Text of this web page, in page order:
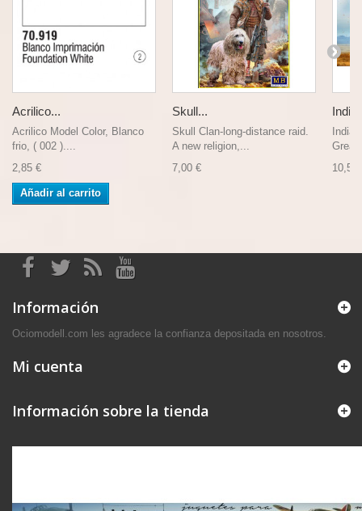
Acrilico...
Acrilico Model Color, Blanco
frio, ( 002 )....
2,85 €
Añadir al carrito
Skull...
Skull Clan-long-distance raid.
A new religion,...
7,00 €
Great
10,50
Información
Ociomodell.com les agradece la confianza depositada en nosotros.
Mi cuenta
Información sobre la tienda